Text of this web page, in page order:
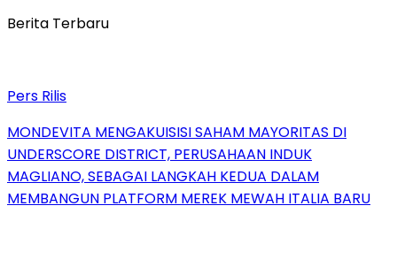
Berita Terbaru
Pers Rilis
MONDEVITA MENGAKUISISI SAHAM MAYORITAS DI
UNDERSCORE DISTRICT, PERUSAHAAN INDUK
MAGLIANO, SEBAGAI LANGKAH KEDUA DALAM
MEMBANGUN PLATFORM MEREK MEWAH ITALIA BARU